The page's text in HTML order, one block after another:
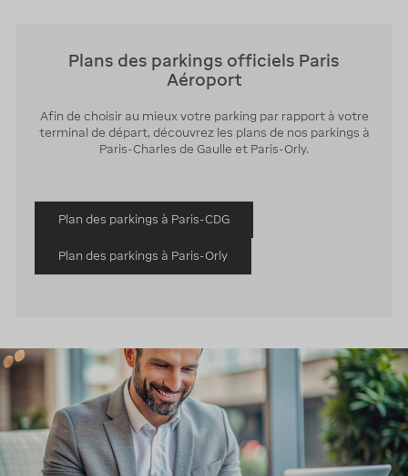
Plans des parkings officiels Paris
Aéroport
Afin de choisir au mieux votre parking par rapport à votre
terminal de départ, découvrez les plans de nos parkings à
Paris-Charles de Gaulle et Paris-Orly.
Plan des parkings à Paris-CDG
Plan des parkings à Paris-Orly